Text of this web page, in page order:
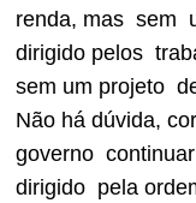
renda, mas sem
dirigido pelos
sem um projeto
Não há dúvida,
governo
dirigido pela